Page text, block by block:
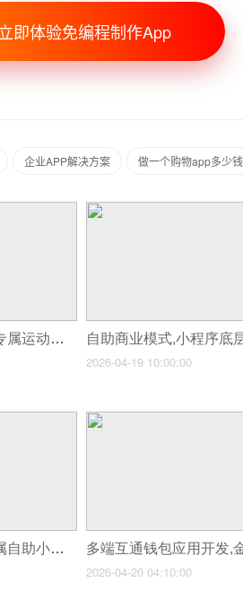
即体验免编程制作App
企业APP解决方案 做一个购物app多少钱
支持穿戴设备对接,专属运动监测APP开发
2026-04-19 10:00:00
社区小型健身房,专属自助小程序定制
2026-04-20 04:10:00